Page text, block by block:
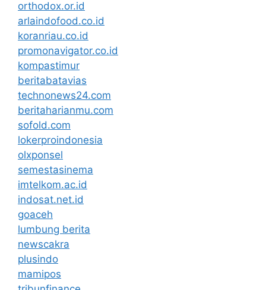
orthodox.or.id
arlaindofood.co.id
koranriau.co.id
promonavigator.co.id
kompastimur
beritabatavias
technonews24.com
beritaharianmu.com
sofold.com
lokerproindonesia
olxponsel
semestasinema
imtelkom.ac.id
indosat.net.id
goaceh
lumbung berita
newscakra
plusindo
mamipos